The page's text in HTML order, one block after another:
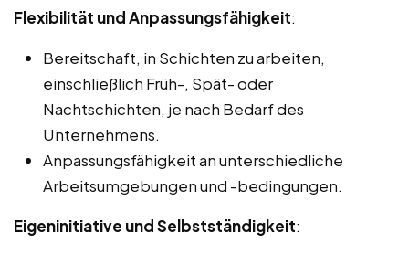
Flexibilität und Anpassungsfähigkeit:
Bereitschaft, in Schichten zu arbeiten,
einschließlich Früh-, Spät- oder
Nachtschichten, je nach Bedarf des
Unternehmens.
Anpassungsfähigkeit an unterschiedliche
Arbeitsumgebungen und -bedingungen.
Eigeninitiative und Selbstständigkeit: